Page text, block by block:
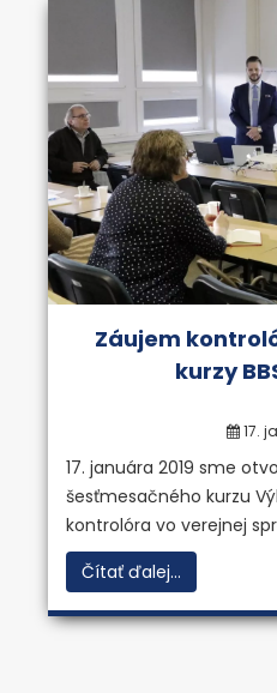
Záujem
kurzy
17.
17. januára 2019 sme
šesťmesačného kurzu
kontrolóra vo verejnej
Čítať ďalej...